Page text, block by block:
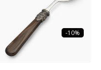
-10%